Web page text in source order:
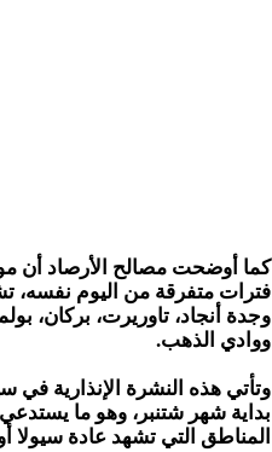
كما أوضحت مصالح الأرصاد أن
فترات متفرقة من اليوم نفسه،
وجدة أنجاد، تاوريرت، بركان،
ووادي الذهب.
وتأتي هذه النشرة الإنذارية
بداية شهر شتنبر، وهو ما
المناطق التي تشهد عادة سيولا